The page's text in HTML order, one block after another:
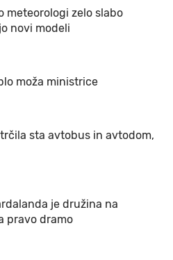
meteorologi zelo slabo
novi modeli
moža ministrice
sta avtobus in avtodom,
je družina na
pravo dramo